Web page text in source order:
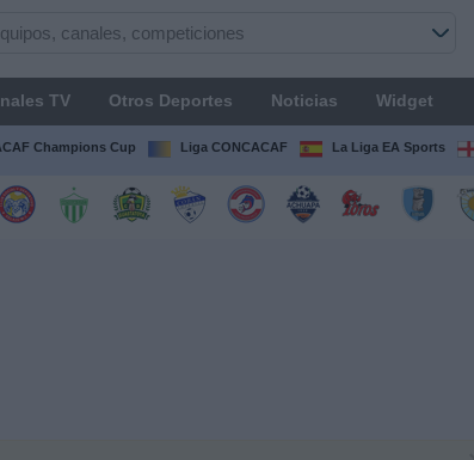
TV Otros Deportes Noticias Widget
Champions Cup Liga CONCACAF La Liga EA Sports